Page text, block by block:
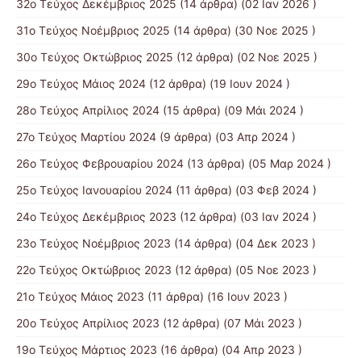
32ο Τεύχος Δεκέμβριος 2025 (14 άρθρα) (02 Ιαν 2026 )
31ο Τεύχος Νοέμβριος 2025 (14 άρθρα) (30 Νοε 2025 )
30ο Τεύχος Οκτώβριος 2025 (12 άρθρα) (02 Νοε 2025 )
29ο Τεύχος Μάιος 2024 (12 άρθρα) (19 Ιουν 2024 )
28ο Τεύχος Απρίλιος 2024 (15 άρθρα) (09 Μάι 2024 )
27ο Τεύχος Μαρτίου 2024 (9 άρθρα) (03 Απρ 2024 )
26ο Τεύχος Φεβρουαρίου 2024 (13 άρθρα) (05 Μαρ 2024 )
25ο Τεύχος Ιανουαρίου 2024 (11 άρθρα) (03 Φεβ 2024 )
24ο Τεύχος Δεκέμβριος 2023 (12 άρθρα) (03 Ιαν 2024 )
23ο Τεύχος Νοέμβριος 2023 (14 άρθρα) (04 Δεκ 2023 )
22ο Τεύχος Οκτώβριος 2023 (12 άρθρα) (05 Νοε 2023 )
21ο Τεύχος Μάιος 2023 (11 άρθρα) (16 Ιουν 2023 )
20ο Τεύχος Απρίλιος 2023 (12 άρθρα) (07 Μάι 2023 )
19ο Τεύχος Μάρτιος 2023 (16 άρθρα) (04 Απρ 2023 )